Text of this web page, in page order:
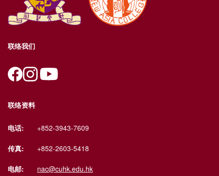
联络我们
联络资料
电话: +852-3943-7609
传真: +852-2603-5418
电邮: nac@cuhk.edu.hk